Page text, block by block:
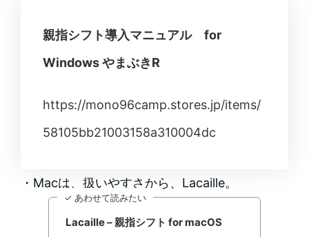
親指シフト導入マニュアル for
Windows やまぶきR
https://mono96camp.stores.jp/items/
58105bb21003158a310004dc
・Macは、扱いやすさから、Lacaille。
✓ あわせて読みたい
Lacaille – 親指シフト for macOS